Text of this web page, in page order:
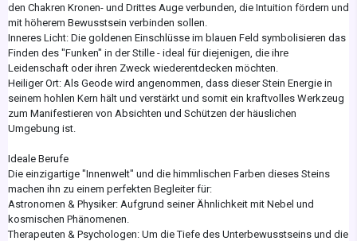
den Chakren Kronen- und Drittes Auge verbunden, die Intuition fördern und
mit höherem Bewusstsein verbinden sollen.
Inneres Licht: Die goldenen Einschlüsse im blauen Feld symbolisieren das
Finden des "Funken" in der Stille - ideal für diejenigen, die ihre
Leidenschaft oder ihren Zweck wiederentdecken möchten.
Heiliger Ort: Als Geode wird angenommen, dass dieser Stein Energie in
seinem hohlen Kern hält und verstärkt und somit ein kraftvolles Werkzeug
zum Manifestieren von Absichten und Schützen der häuslichen
Umgebung ist.
Ideale Berufe
Die einzigartige "Innenwelt" und die himmlischen Farben dieses Steins
machen ihn zu einem perfekten Begleiter für:
Astronomen & Physiker: Aufgrund seiner Ähnlichkeit mit Nebel und
kosmischen Phänomenen.
Therapeuten & Psychologen: Um die Tiefe des Unterbewusstseins und die